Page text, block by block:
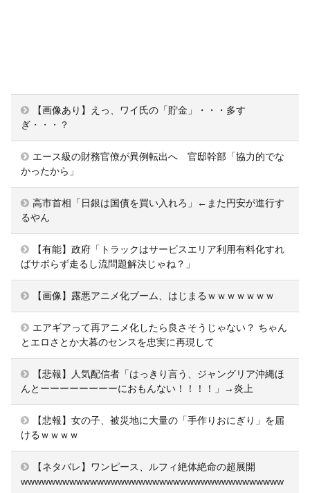
【画像あり】えっ、ワイ氏の「貯金」・・・多す
ぎ・・・？
エース級の財務官僚が異例転出へ 官邸幹部「協力的でな
かったから」
高市首相「日銀は国債を買い入れろ」←また円安が進行す
るやん
【有能】政府「トラックはサービスエリア利用有料化すれ
ばサボらず走るし流問題解決じゃね？」
【画像】露悪アニメ化ブーム、はじまるｗｗｗｗｗｗｗ
エアギアって再アニメ化したら良さそうじゃない？ ちゃん
とエロさとか大暮のセンスを忠実に再現して
【悲報】人気配信者「はっきり言う、ジャングリア沖縄ほ
んとーーーーーーーーにおもんない！！！！」→炎上
【悲報】女の子、被災地に大量の「手作りおにぎり」を届
けるｗｗｗｗ
【ネタバレ】ワンピース、ルフィ絶体絶命の超展開
wwwwwwwwwwwwwwwwwwwwwwwwwwwwwwwwwwwwww